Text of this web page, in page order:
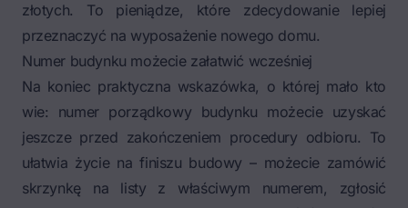
złotych. To pieniądze, które zdecydowanie lepiej
przeznaczyć na wyposażenie nowego domu.
Numer budynku możecie załatwić wcześniej
Na koniec praktyczna wskazówka, o której mało kto
wie: numer porządkowy budynku możecie uzyskać
jeszcze przed zakończeniem procedury odbioru. To
ułatwia życie na finiszu budowy – możecie zamówić
skrzynkę na listy z właściwym numerem, zgłosić